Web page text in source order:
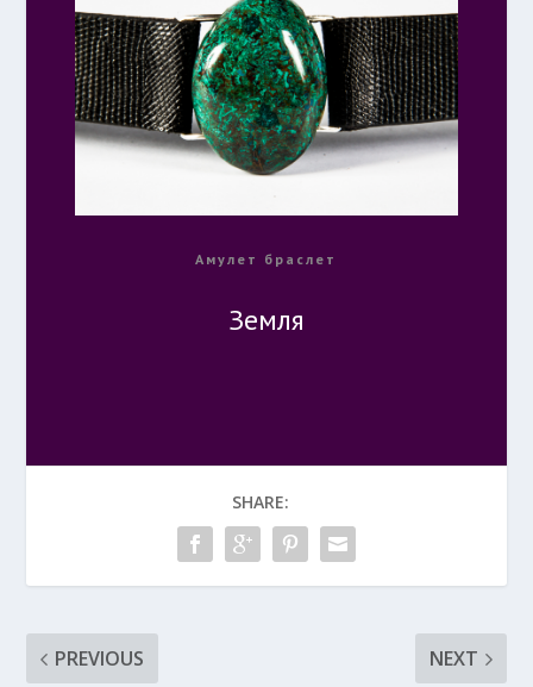
Амулет браслет
Земля
SHARE:
PREVIOUS NEXT